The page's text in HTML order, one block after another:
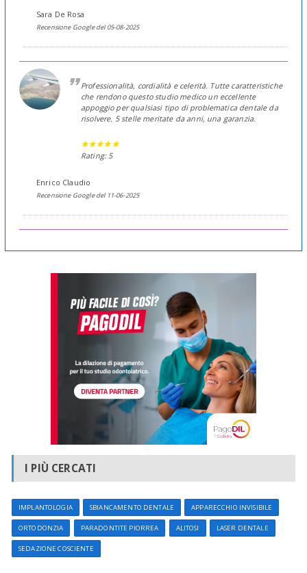
Sara De Rosa
Recensione Google del 05-08-2025
Professionalità, cordialità e celerità. Tutte caratteristiche
che rendono questo studio medico un eccellente
appoggio per qualsiasi tipo di problematica dentale da
risolvere. 5 stelle meritate da anni, una garanzia.
Rating: 5
Enrico Claudio
Recensione Google del 11-06-2025
I PIÙ CERCATI
IMPLANTOLOGIA SBIANCAMENTO DENTALE APPARECCHIO INVISIBILE
ORTODONZIA PARADONTITE PIORREA ALITOSI LASER DENTALE
SEDAZIONE COSCIENTE